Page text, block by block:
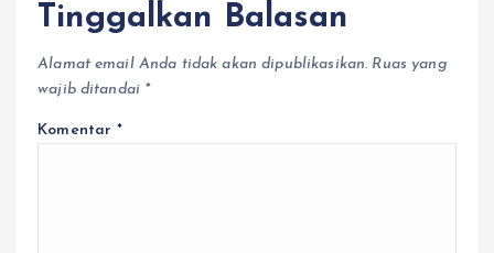
Tinggalkan Balasan
Alamat email Anda tidak akan dipublikasikan. Ruas yang
wajib ditandai *
Komentar*